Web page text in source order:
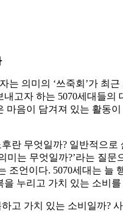
자는 의미의 ‘쓰죽회’가
고자 하는 5070세대들
마음이 담겨져 있는 활동
란 무엇일까? 일반적으
미는 무엇일까?’라는 질
조언이다. 5070세대는
을 누리고 가치 있는 소비
고 가치 있는 소비일까?